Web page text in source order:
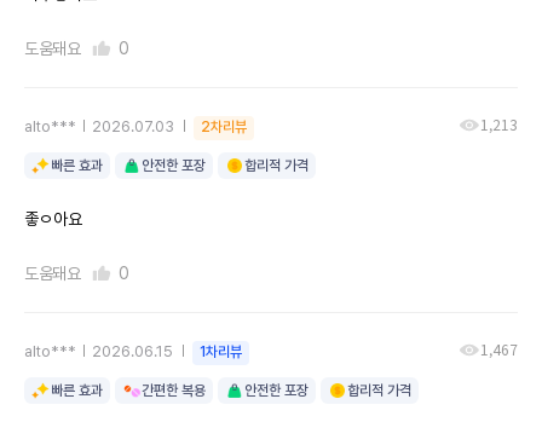
도움돼요 0
alto*** 2026.07.03 2차리뷰 1,213
빠른 효과 안전한 포장 합리적 가격
좋ㅇ아요
도움돼요 0
alto*** 2026.06.15 1차리뷰 1,467
빠른 효과 간편한 복용 안전한 포장 합리적 가격